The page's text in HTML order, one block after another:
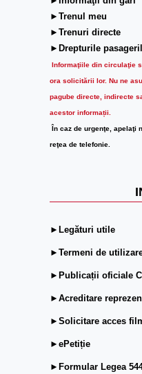
►Trenul meu
►Trenuri directe
►Drepturile
Informaţiile din circulaţie
ora solicitării lor. Nu ne
pagube directe, indirecte
acestor informații.
În caz de urgenţe, apelaţi
reţea de telefonie.
►Legături utile
►Termeni de
►Publicații oficiale
►Acreditare
►Solicitare acces
►ePetiție
►Formular Legea